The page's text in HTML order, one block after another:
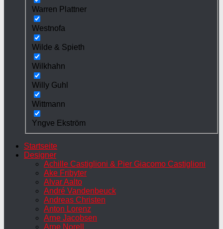
Warren Plattner
Westnofa
Wilde & Spieth
Wilkhahn
Willy Guhl
Wittmann
Yngve Ekström
Startseite
Designer
Achille Castiglioni & Pier Giacomo Castiglioni
Ake Fribyter
Alvar Aalto
André Vandenbeuck
Andreas Christen
Anton Lorenz
Arne Jacobsen
Arne Norell